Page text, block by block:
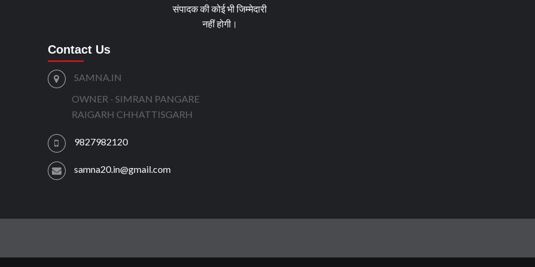
संपादक की कोई भी जिम्मेदारी
नहीं होगी।
Contact Us
SAMNA.IN
OWNER - SIMRAN PANGARE
RAIGARH CHHATTISGARH
9827982120
samna20.in@gmail.com